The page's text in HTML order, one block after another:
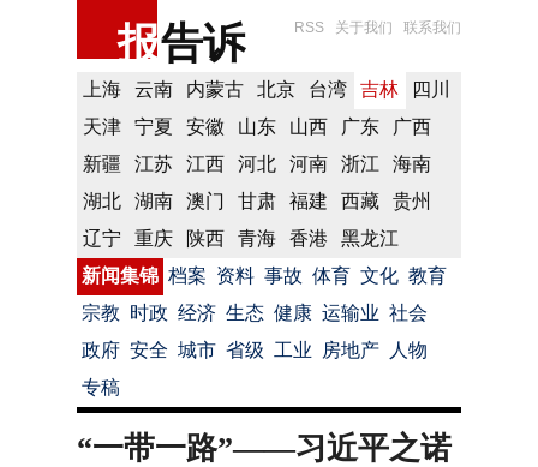
报告诉 RSS 关于我们 联系我们
上海 云南 内蒙古 北京 台湾 吉林
四川
天津
宁夏 安徽 山东 山西 广东
广西
新疆
江苏 江西 河北 河南 浙江
海南
湖北
湖南 澳门 甘肃 福建 西藏
贵州
辽宁
重庆 陕西 青海 香港
黑龙江
新闻集锦 档案 资料 事故 体育 文化 教育
宗教 时政 经济 生态 健康 运输业 社会
政府 安全 城市 省级 工业 房地产
人物
专稿
“一带一路”——习近平之诺